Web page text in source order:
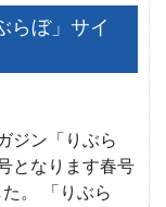
らぼ」サイ
ジン「りぶら
となります春号
。 「りぶら